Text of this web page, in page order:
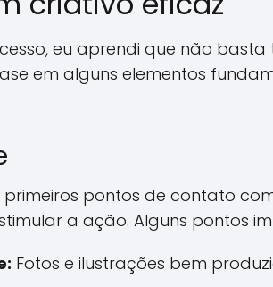
eu aprendi que não
em alguns elementos
primeiros pontos de contato
a ação. Alguns pontos
Fotos e ilustrações bem